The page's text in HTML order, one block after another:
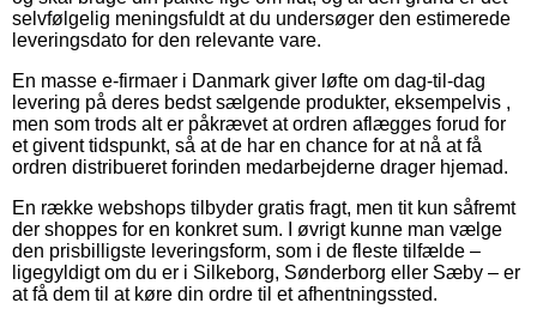
selvfølgelig meningsfuldt at du undersøger den estimerede
leveringsdato for den relevante vare.
En masse e-firmaer i Danmark giver løfte om dag-til-dag
levering på deres bedst sælgende produkter, eksempelvis ,
men som trods alt er påkrævet at ordren aflægges forud for
et givent tidspunkt, så at de har en chance for at nå at få
ordren distribueret forinden medarbejderne drager hjemad.
En række webshops tilbyder gratis fragt, men tit kun såfremt
der shoppes for en konkret sum. I øvrigt kunne man vælge
den prisbilligste leveringsform, som i de fleste tilfælde –
ligegyldigt om du er i Silkeborg, Sønderborg eller Sæby – er
at få dem til at køre din ordre til et afhentningssted.